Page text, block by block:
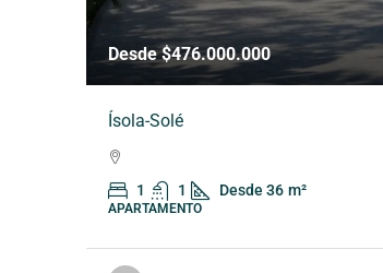
Desde $476.000.000
Ísola-Solé
1 1 Desde 36 m²
APARTAMENTO